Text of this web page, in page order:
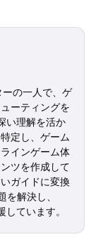
の一人で、ゲ
ーティングを
い理解を活か
定し、ゲーム
インゲーム体
ツを作成して
ガイドに変換
解決し、
ています。